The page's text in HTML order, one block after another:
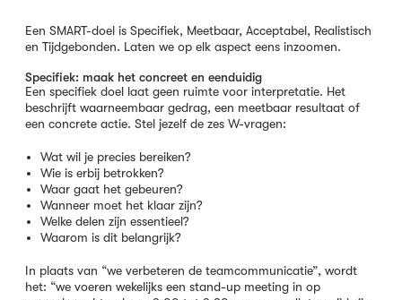
Een SMART-doel is Specifiek, Meetbaar, Acceptabel, Realistisch
en Tijdgebonden. Laten we op elk aspect eens inzoomen.
Specifiek: maak het concreet en eenduidig
Een specifiek doel laat geen ruimte voor interpretatie. Het
beschrijft waarneembaar gedrag, een meetbaar resultaat of
een concrete actie. Stel jezelf de zes W-vragen:
Wat wil je precies bereiken?
Wie is erbij betrokken?
Waar gaat het gebeuren?
Wanneer moet het klaar zijn?
Welke delen zijn essentieel?
Waarom is dit belangrijk?
In plaats van “we verbeteren de teamcommunicatie”, wordt
het: “we voeren wekelijks een stand-up meeting in op